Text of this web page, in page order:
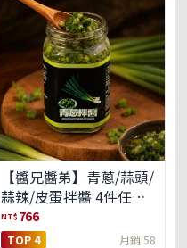
【醬兄醬弟】青蔥/蒜頭/
蒜辣/皮蛋拌醬 4件任選
(免運組)
NT$ 766
TOP 4 月銷 58